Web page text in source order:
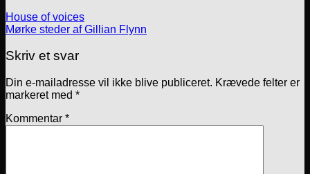
House of voices
Mørke steder af Gillian Flynn
Skriv et svar
Din e-mailadresse vil ikke blive publiceret. Krævede felter er
markeret med *
Kommentar *